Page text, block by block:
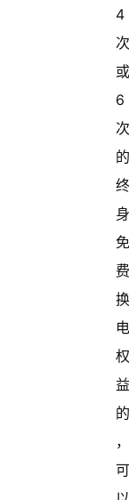
4
6